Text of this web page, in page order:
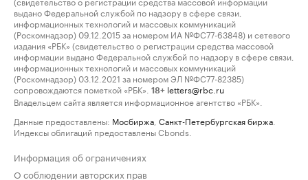
выдано Федеральной службой по надзору в сфере связи,
информационных технологий и массовых коммуникаций
(Роскомнадзор) 09.12.2015 за номером ИА №ФС77-63848) и сетевого
издания «РБК» (свидетельство о регистрации средства массовой
информации выдано Федеральной службой по надзору в сфере связи,
информационных технологий и массовых коммуникаций
(Роскомнадзор) 03.12.2021 за номером ЭЛ №ФС77-82385)
сопровождаются пометкой «РБК».
18+ letters@rbc.ru
Владельцем сайта является информационное агентство «РБК».
Данные предоставлены: Мосбиржа Санкт-Петербургская биржа
Индексы облигаций предоставлены Cbonds.
Информация об ограничениях
О соблюдении авторских прав